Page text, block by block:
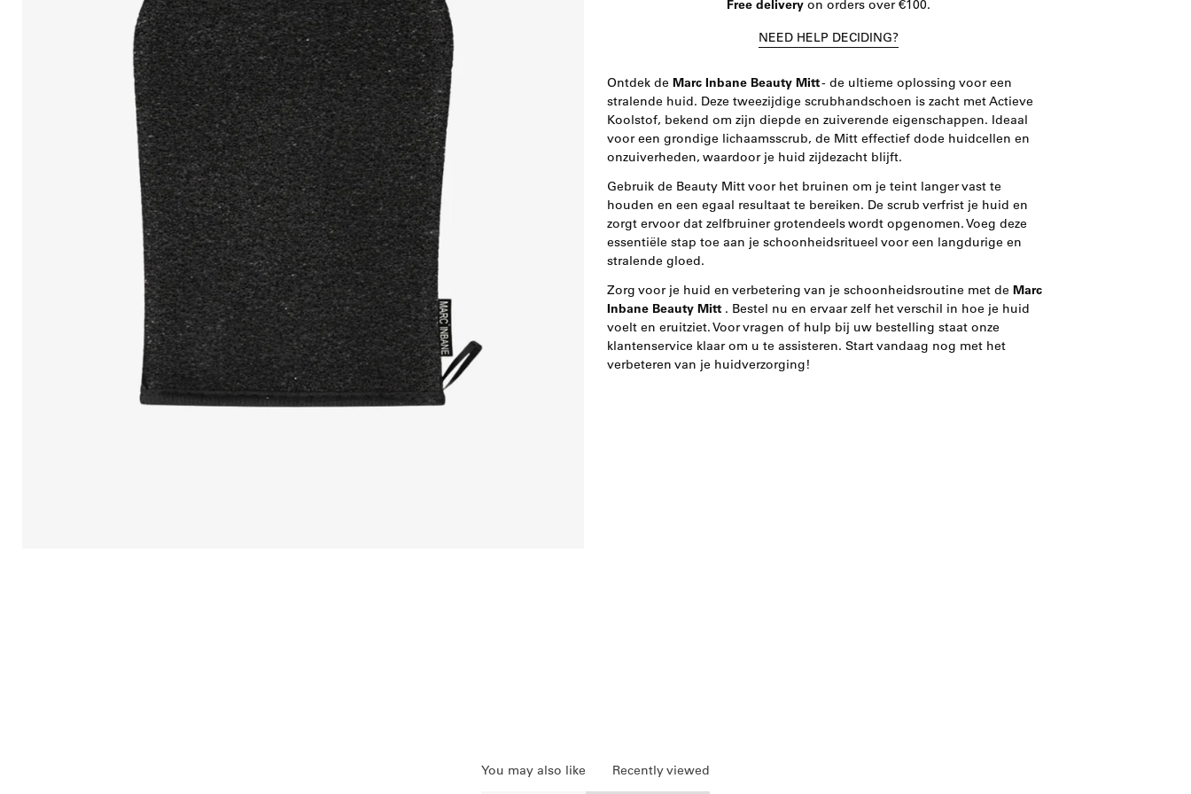
Free deliveryon orders over €100.
NEED HELP DECIDING?
Ontdek de Marc Inbane Beauty Mitt- de ultieme oplossing voor een
stralende huid. Deze tweezijdige scrubhandschoen is zacht met Actieve
Koolstof, bekend om zijn diepde en zuiverende eigenschappen. Ideaal
voor een grondige lichaamsscrub, de Mitt effectief dode huidcellen en
onzuiverheden, waardoor je huid zijdezacht blijft.
Gebruik de Beauty Mitt voor het bruinen om je teint langer vast te
houden en een egaal resultaat te bereiken. De scrub verfrist je huid en
zorgt ervoor dat zelfbruiner grotendeels wordt opgenomen. Voeg deze
essentiële stap toe aan je schoonheidsritueel voor een langdurige en
stralende gloed.
Zorg voor je huid en verbetering van je schoonheidsroutine met de Marc
Inbane Beauty Mitt. Bestel nu en ervaar zelf het verschil in hoe je huid
voelt en eruitziet. Voor vragen of hulp bij uw bestelling staat onze
klantenservice klaar om u te assisteren. Start vandaag nog met het
verbeteren van je huidverzorging!
You may also like Recently viewed